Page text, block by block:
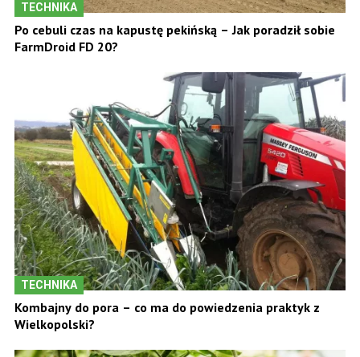
TECHNIKA
Po cebuli czas na kapustę pekińską – Jak poradził sobie
FarmDroid FD 20?
TECHNIKA
Kombajny do pora – co ma do powiedzenia praktyk z
Wielkopolski?